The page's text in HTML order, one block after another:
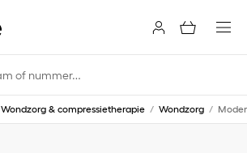
Wondzorg & compressietherapie / Wondzorg /